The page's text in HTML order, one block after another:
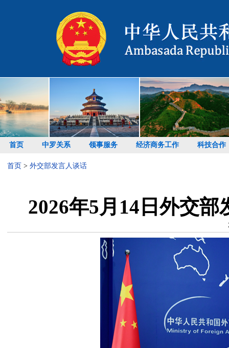
首页 中罗关系 领事服务 经济商务工作 科技合作
首页 > 外交部发言人谈话
2026年5月14日外交